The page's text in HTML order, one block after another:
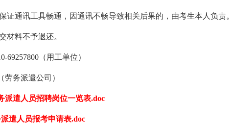
通讯工具畅通，因通讯不畅导致相关后果的，由考生本人负责。
料不予退还。
（用工单位）
务派遣公司）
派遣人员招聘岗位一览表.doc
遣人员报考申请表.doc